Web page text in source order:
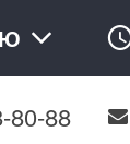
80-88